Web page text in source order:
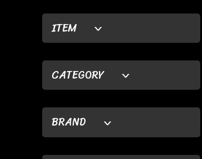
ITEM
CATEGORY
BRAND